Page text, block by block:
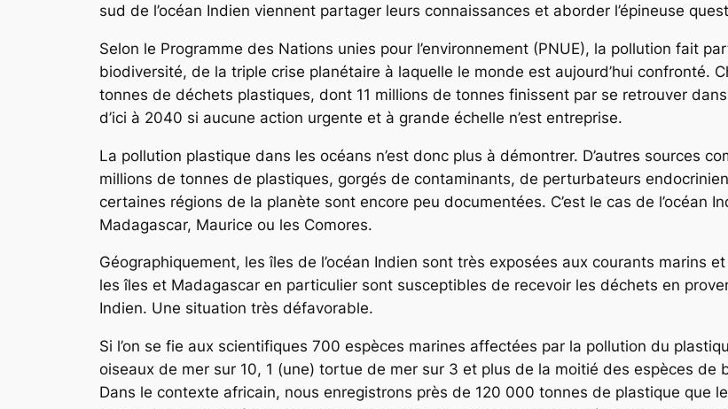
sud de l’océan Indien viennent partager leurs connaissances et aborder l’épineuse
Selon le Programme des Nations unies pour l’environnement (PNUE), la pollution fait
biodiversité, de la triple crise planétaire à laquelle le monde est aujourd’hui confronté.
tonnes de déchets plastiques, dont 11 millions de tonnes finissent par se retrouver
d’ici à 2040 si aucune action urgente et à grande échelle n’est entreprise.
La pollution plastique dans les océans n’est donc plus à démontrer. D’autres sources
millions de tonnes de plastiques, gorgés de contaminants, de perturbateurs
certaines régions de la planète sont encore peu documentées. C’est le cas de l’océan
Madagascar, Maurice ou les Comores.
Géographiquement, les îles de l’océan Indien sont très exposées aux courants marins
les îles et Madagascar en particulier sont susceptibles de recevoir les déchets en
Indien. Une situation très défavorable.
Si l’on se fie aux scientifiques 700 espèces marines affectées par la pollution du
oiseaux de mer sur 10, 1 (une) tortue de mer sur 3 et plus de la moitié des espèces
Dans le contexte africain, nous enregistrons près de 120 000 tonnes de plastique que